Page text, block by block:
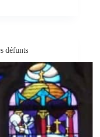
défunts